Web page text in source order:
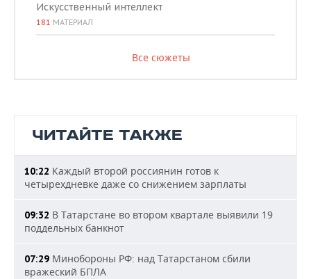
Искусственный интеллект
181 МАТЕРИАЛ
Все сюжеты
ЧИТАЙТЕ ТАКЖЕ
10:22 Каждый второй россиянин готов к
четырехдневке даже со снижением зарплаты
09:32 В Татарстане во втором квартале выявили 19
поддельных банкнот
07:29 Минобороны РФ: над Татарстаном сбили
вражеский БПЛА